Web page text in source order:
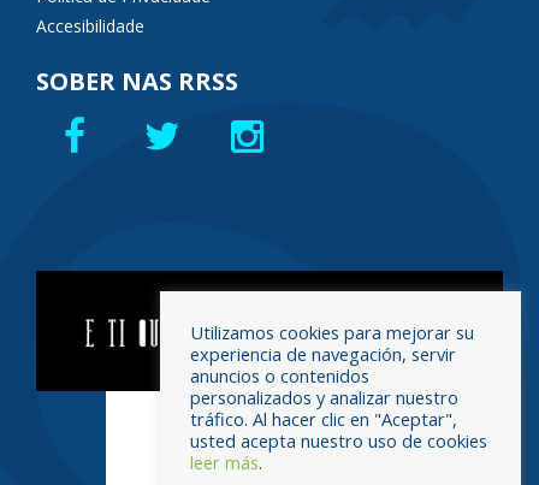
Accesibilidade
SOBER NAS RRSS
Utilizamos cookies para mejorar su
experiencia de navegación, servir
anuncios o contenidos
personalizados y analizar nuestro
tráfico. Al hacer clic en "Aceptar",
usted acepta nuestro uso de cookies
leer más.